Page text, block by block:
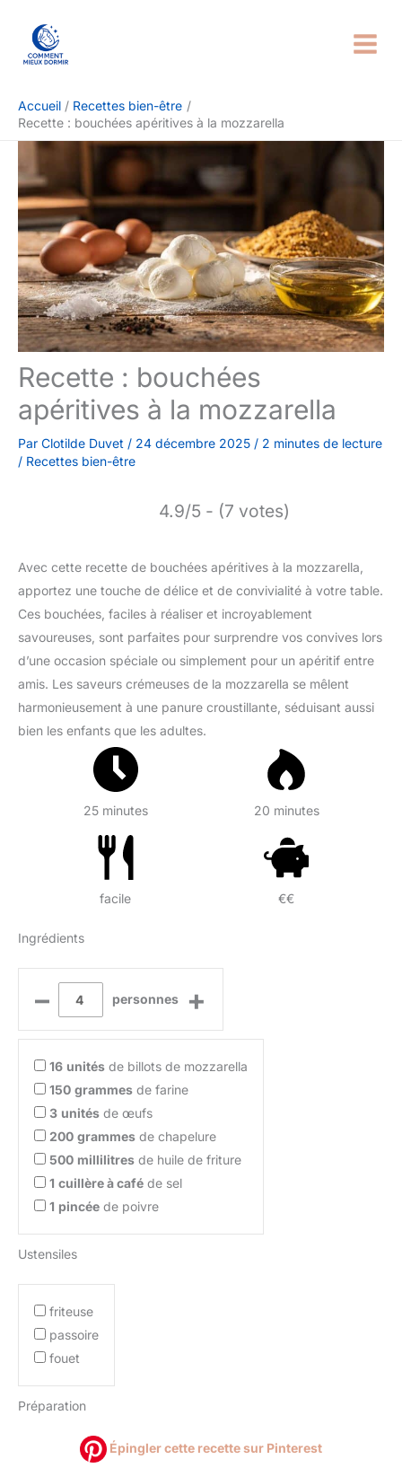
contenu
Accueil
Recettes bien-être
Recette : bouchées apéritives à la mozzarella
Recette : bouchées
apéritives à la mozzarella
Par Clotilde Duvet / 24 décembre 2025 / 2 minutes de lecture
/ Recettes bien-être
4.9/5 - (7 votes)
Avec cette recette de bouchées apéritives à la mozzarella,
apportez une touche de délice et de convivialité à votre table.
Ces bouchées, faciles à réaliser et incroyablement
savoureuses, sont parfaites pour surprendre vos convives lors
d’une occasion spéciale ou simplement pour un apéritif entre
amis. Les saveurs crémeuses de la mozzarella se mêlent
harmonieusement à une panure croustillante, séduisant aussi
bien les enfants que les adultes.
25 minutes 20 minutes
facile €€
Ingrédients
– personnes +
16 unités de billots de mozzarella
150 grammes de farine
3 unités de œufs
200 grammes de chapelure
500 millilitres de huile de friture
1 cuillère à café de sel
1 pincée de poivre
Ustensiles
friteuse
passoire
fouet
Préparation
Épingler cette recette sur Pinterest